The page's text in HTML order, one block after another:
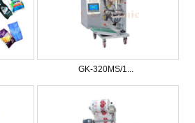
GK-320MS/1...